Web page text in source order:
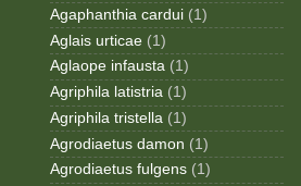
Agaphanthia cardui (1)
Aglais urticae (1)
Aglaope infausta (1)
Agriphila latistria (1)
Agriphila tristella (1)
Agrodiaetus damon (1)
Agrodiaetus fulgens (1)